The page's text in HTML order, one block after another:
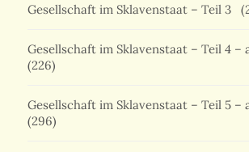
Gesellschaft im Sklavenstaat – Teil 3
Gesellschaft im Sklavenstaat – Teil 4 –
(226)
Gesellschaft im Sklavenstaat – Teil 5 –
(296)